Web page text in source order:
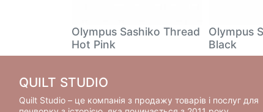
Olympus Sashiko Thread
Hot Pink
Olympus
Black
QUILT STUDIO
Quilt Studio – це компанія з продажу товарів і послуг для